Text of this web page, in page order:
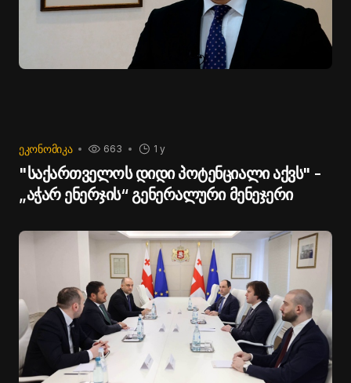
ᲔᲙᲝᲜᲝᲛᲘᲙᲐ 1 y
663
"საქართველოს დიდი პოტენციალი აქვს" -
„აჭარ ენერჯის“ გენერალური მენეჯერი